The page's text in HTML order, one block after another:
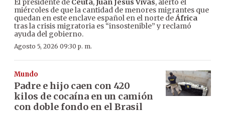
El presidente de Ceuta,Juan Jesús Vivas, alertó el
miércoles de que la cantidad de menores migrantes que
quedan en este enclave español en el norte deÁfrica
tras la crisis migratoria es “insostenible” y reclamó
ayuda del gobierno.
Agosto 5, 2026 09:30 p. m.
Mundo
Padre e hijo caen con 420
kilos de cocaína en un camión
con doble fondo en el Brasil